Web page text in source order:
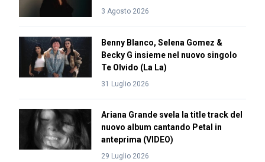
3 Agosto 2026
Benny Blanco, Selena Gomez &
Becky G insieme nel nuovo singolo
Te Olvido (La La)
31 Luglio 2026
Ariana Grande svela la title track del
nuovo album cantando Petal in
anteprima (VIDEO)
29 Luglio 2026